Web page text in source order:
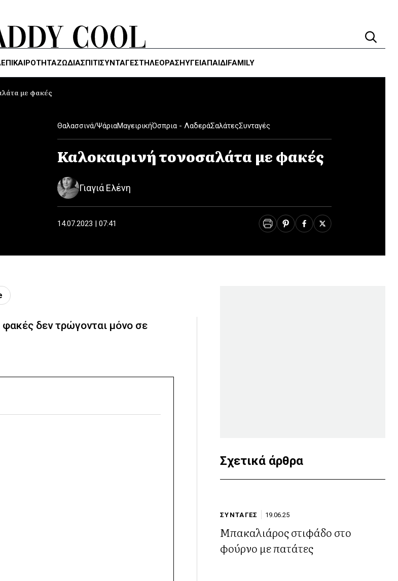
ΕΠΙΚΑΙΡΟΤΗΤΑΖΏΔΙΑΣΠΙΤΙΣΥΝΤΑΓΕΣΤΗΛΕΌΡΑΣΗΥΓΕΊΑΠΑΙΔΙFAMILY
με φακές
Θαλασσινά/ΨάριαΜαγειρικήΌσπρια - ΛαδεράΣαλάτεςΣυνταγές
Καλοκαιρινή τονοσαλάτα με φακές
Γιαγιά Ελένη
14.07.2023 | 07:41
δεν τρώγονται μόνο σε
Σχετικά άρθρα
ΣΥΝΤΑΓΕΣ 19.06.25
Μπακαλιάρος στιφάδο στο
φούρνο με πατάτες